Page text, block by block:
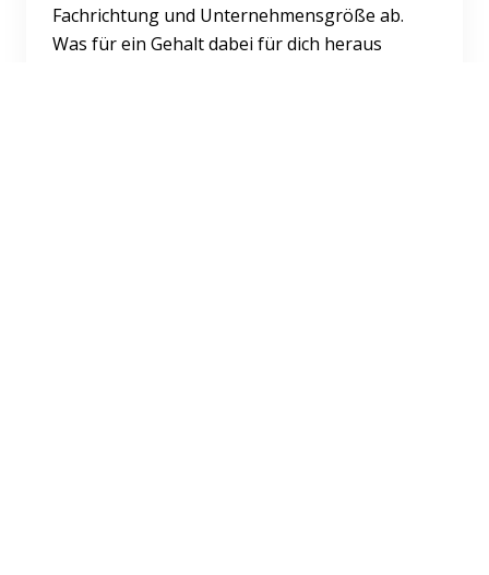
Fachrichtung und Unternehmensgröße ab.
Was für ein Gehalt dabei für dich heraus